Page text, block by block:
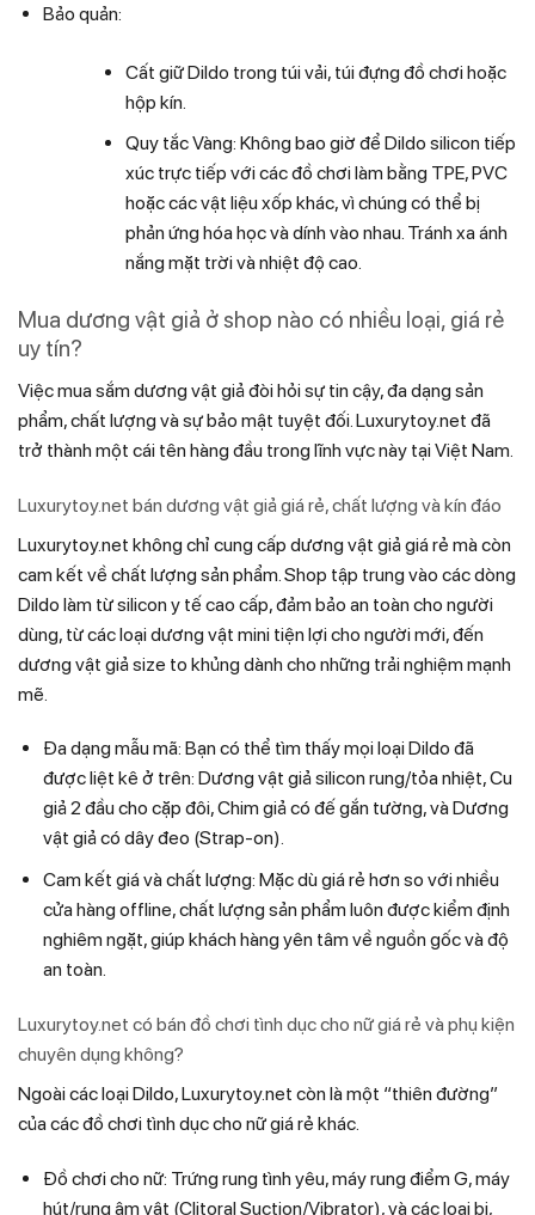
Bảo quản:
Cất giữ Dildo trong túi vải, túi đựng đồ chơi hoặc
hộp kín.
Quy tắc Vàng: Không bao giờ để Dildo silicon tiếp
xúc trực tiếp với các đồ chơi làm bằng TPE, PVC
hoặc các vật liệu xốp khác, vì chúng có thể bị
phản ứng hóa học và dính vào nhau. Tránh xa ánh
nắng mặt trời và nhiệt độ cao.
Mua dương vật giả ở shop nào có nhiều loại, giá rẻ
uy tín?
Việc mua sắm dương vật giả đòi hỏi sự tin cậy, đa dạng sản
phẩm, chất lượng và sự bảo mật tuyệt đối. Luxurytoy.net đã
trở thành một cái tên hàng đầu trong lĩnh vực này tại Việt Nam.
Luxurytoy.net bán dương vật giả giá rẻ, chất lượng và kín đáo
Luxurytoy.net không chỉ cung cấp dương vật giả giá rẻ mà còn
cam kết về chất lượng sản phẩm. Shop tập trung vào các dòng
Dildo làm từ silicon y tế cao cấp, đảm bảo an toàn cho người
dùng, từ các loại dương vật mini tiện lợi cho người mới, đến
dương vật giả size to khủng dành cho những trải nghiệm mạnh
mẽ.
Đa dạng mẫu mã: Bạn có thể tìm thấy mọi loại Dildo đã
được liệt kê ở trên: Dương vật giả silicon rung/tỏa nhiệt, Cu
giả 2 đầu cho cặp đôi, Chim giả có đế gắn tường, và Dương
vật giả có dây đeo (Strap-on).
Cam kết giá và chất lượng: Mặc dù giá rẻ hơn so với nhiều
cửa hàng offline, chất lượng sản phẩm luôn được kiểm định
nghiêm ngặt, giúp khách hàng yên tâm về nguồn gốc và độ
an toàn.
Luxurytoy.net có bán đồ chơi tình dục cho nữ giá rẻ và phụ kiện
chuyên dụng không?
Ngoài các loại Dildo, Luxurytoy.net còn là một “thiên đường”
của các đồ chơi tình dục cho nữ giá rẻ khác.
Đồ chơi cho nữ: Trứng rung tình yêu, máy rung điểm G, máy
hút/rung âm vật (Clitoral Suction/Vibrator), và các loại bi,